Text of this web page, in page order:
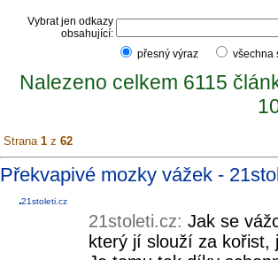
Vybrat jen odkazy
obsahující:
přesný výraz
Nalezeno celkem 6115
Strana 1 z 62
Překvapivé mozky vážek -
21stoleti.cz
21stoleti.cz: Jak se
který jí slouží za kořist,